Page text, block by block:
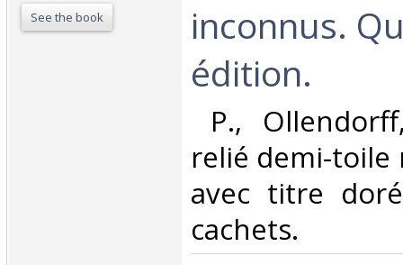
See the book
inconnus.
édition.‎
P.,
relié demi-toile
avec titre
cachets. ‎